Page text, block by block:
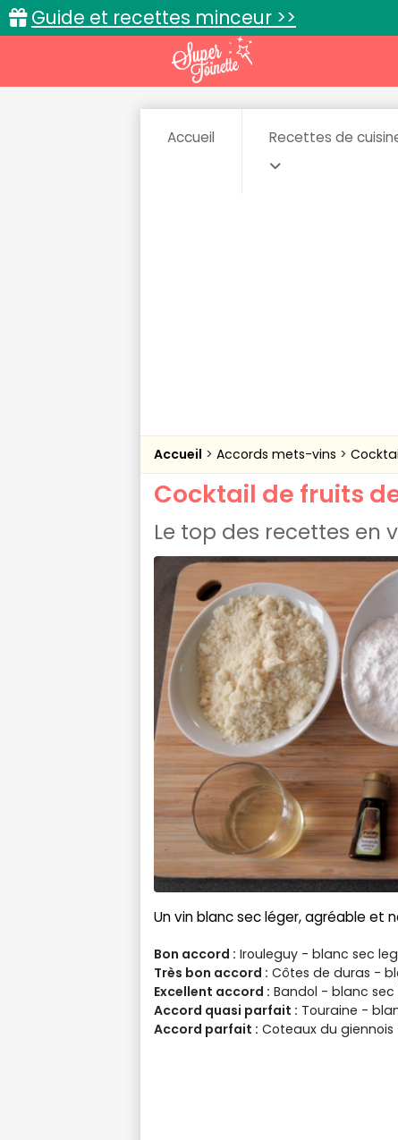
Guide et recettes minceur >>
Accueil Recettes de
Accueil Accords mets-vins
Cocktail de fruits
Le top des recettes en
Un vin blanc sec léger, agréable et
Bon accord : Irouleguy - blanc sec
Très bon accord : Côtes de duras -
Excellent accord : Bandol - blanc sec
Accord quasi parfait : Touraine -
Accord parfait : Coteaux du